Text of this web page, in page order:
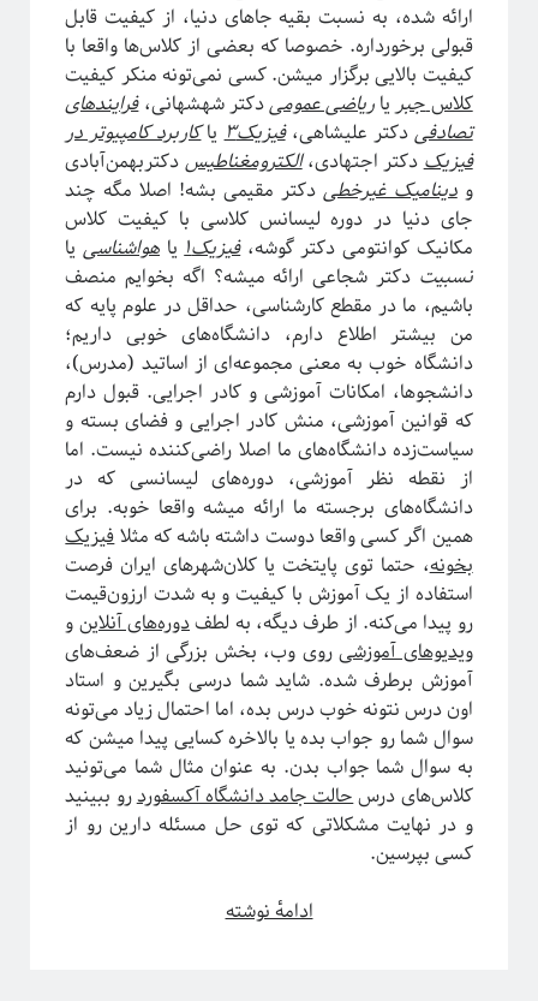
فیزیک خوش‌مزه یا آشپزی ملوکولی
در رویارویی با علم و مسئله ترویج آن
آیا باید دکتری بخونم؟!
تجربه شخصی در کارهای مربوط به تحلیل داده در بازار و نه دانشگاه!
کنکوری‌ها حواستان باشد جوگیر نشوید؛ در علم جایی برای جوگیرها نیست!
روایتگری در علم
ریچارد فاینمن، فیزیک‌دان تاثیرگذار قرن گذشته
پروژه پیچیدگی برای همه
ارائه شده، به نسبت بقیه جاهای دنیا، از کیفیت قابل
قبولی برخورداره. خصوصا که بعضی از کلاس‌ها واقعا با
کیفیت بالایی برگزار میشن. کسی نمی‌تونه منکر کیفیت
کلاس‌جبریاریاضی عمومیدکتر شهشهانی،فرایندهای
تصادفیدکتر علیشاهی،فیزیک۳ یاکاربرد کامپیوتر در
فیزیکدکتر اجتهادی،الکترومغناطیسدکتربهمن‌آبادی
و دینامیک غیرخطی دکتر مقیمی بشه! اصلا مگه چند
جای دنیا در دوره لیسانس کلاسی با کیفیت کلاس
مکانیک کوانتومی دکتر گوشه،فیزیک۱ یاهواشناسی یا
نسبیت دکتر شجاعی ارائه میشه؟ اگه بخوایم منصف
باشیم، ما در مقطع کارشناسی، حداقل در علوم پایه که
من بیشتر اطلاع دارم، دانشگاه‌های خوبی داریم؛
دانشگاه خوب به معنی مجموعه‌ای از اساتید (مدرس)،
دانشجوها، امکانات آموزشی و کادر اجرایی. قبول دارم
که قوانین آموزشی، منش کادر اجرایی و فضای بسته و
سیاست‌زده دانشگاه‌های ما اصلا راضی‌کننده نیست. اما
از نقطه نظر آموزشی، دوره‌‌های لیسانسی که در
دانشگاه‌های برجسته ما ارائه میشه واقعا خوبه. برای
همین اگر کسی واقعا دوست داشته باشه که مثلافیزیک
بخونه، حتما توی پایتخت یا کلان‌شهرهای ایران فرصت
استفاده از یک آموزش با کیفیت و به شدت ارزون‌قیمت
رو پیدا می‌کنه. از طرف دیگه، به لطفدوره‌های آنلاینو
ویدیوهای آموزشیروی وب، بخش بزرگی از ضعف‌های
آموزش برطرف شده. شاید شما درسی بگیرین و استاد
اون درس نتونه خوب درس بده، اما احتمال زیاد می‌تونه
سوال شما رو جواب بده یا بالاخره کسایی پیدا میشن که
به سوال شما جواب بدن. به عنوان مثال شما می‌تونید
کلاس‌های درسحالت جامد دانشگاه آکسفوردرو ببینید
و در نهایت مشکلاتی که توی حل مسئله دارین رو از
کسی بپرسین.
ادامهٔ نوشتهآیا